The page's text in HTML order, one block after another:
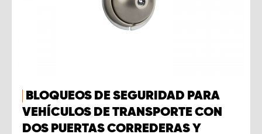
BLOQUEOS DE SEGURIDAD PARA
VEHÍCULOS DE TRANSPORTE CON
DOS PUERTAS CORREDERAS Y